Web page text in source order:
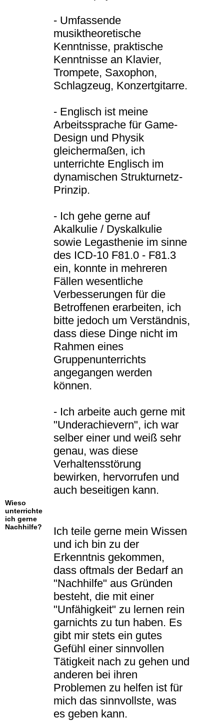
- Umfassende
musiktheoretische
Kenntnisse, praktische
Kenntnisse an Klavier,
Trompete, Saxophon,
Schlagzeug, Konzertgitarre.
- Englisch ist meine
Arbeitssprache für Game-
Design und Physik
gleichermaßen, ich
unterrichte Englisch im
dynamischen Strukturnetz-
Prinzip.
- Ich gehe gerne auf
Akalkulie / Dyskalkulie
sowie Legasthenie im sinne
des ICD-10 F81.0 - F81.3
ein, konnte in mehreren
Fällen wesentliche
Verbesserungen für die
Betroffenen erarbeiten, ich
bitte jedoch um Verständnis,
dass diese Dinge nicht im
Rahmen eines
Gruppenunterrichts
angegangen werden
können.
- Ich arbeite auch gerne mit
"Underachievern", ich war
selber einer und weiß sehr
genau, was diese
Verhaltensstörung
bewirken, hervorrufen und
auch beseitigen kann.
Wieso
unterrichte
ich gerne
Nachhilfe?
Ich teile gerne mein Wissen
und ich bin zu der
Erkenntnis gekommen,
dass oftmals der Bedarf an
"Nachhilfe" aus Gründen
besteht, die mit einer
"Unfähigkeit" zu lernen rein
garnichts zu tun haben. Es
gibt mir stets ein gutes
Gefühl einer sinnvollen
Tätigkeit nach zu gehen und
anderen bei ihren
Problemen zu helfen ist für
mich das sinnvollste, was
es geben kann.